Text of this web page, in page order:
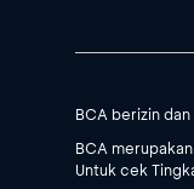
BCA berizin
BCA
Untuk cek